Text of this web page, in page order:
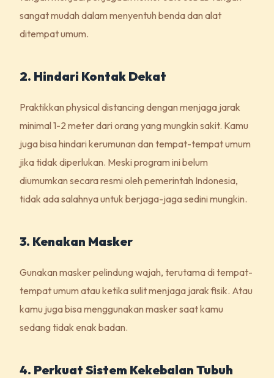
sangat mudah dalam menyentuh benda dan alat
ditempat umum.
2. Hindari Kontak Dekat
Praktikkan physical distancing dengan menjaga jarak
minimal 1-2 meter dari orang yang mungkin sakit. Kamu
juga bisa hindari kerumunan dan tempat-tempat umum
jika tidak diperlukan. Meski program ini belum
diumumkan secara resmi oleh pemerintah Indonesia,
tidak ada salahnya untuk berjaga-jaga sedini mungkin.
3. Kenakan Masker
Gunakan masker pelindung wajah, terutama di tempat-
tempat umum atau ketika sulit menjaga jarak fisik. Atau
kamu juga bisa menggunakan masker saat kamu
sedang tidak enak badan.
4. Perkuat Sistem Kekebalan Tubuh